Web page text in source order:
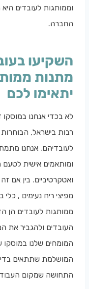
וממותגות לעובדים
החברה.
השקיעו
מתנות
יתאימו לכם
לא בכדי אנחנו
רבות בישראל,
לעובדיהם. אנחנו
ומותאמים אישית לטעם
ואטקרטיביים. בין אם
מפיצי ריח נעימים , כלי
ממותגות לעובדים הן
העובדים ולהגביר את
המומחים שלנו במוסקו
המושלמת שתתאים
התחושה שמקום